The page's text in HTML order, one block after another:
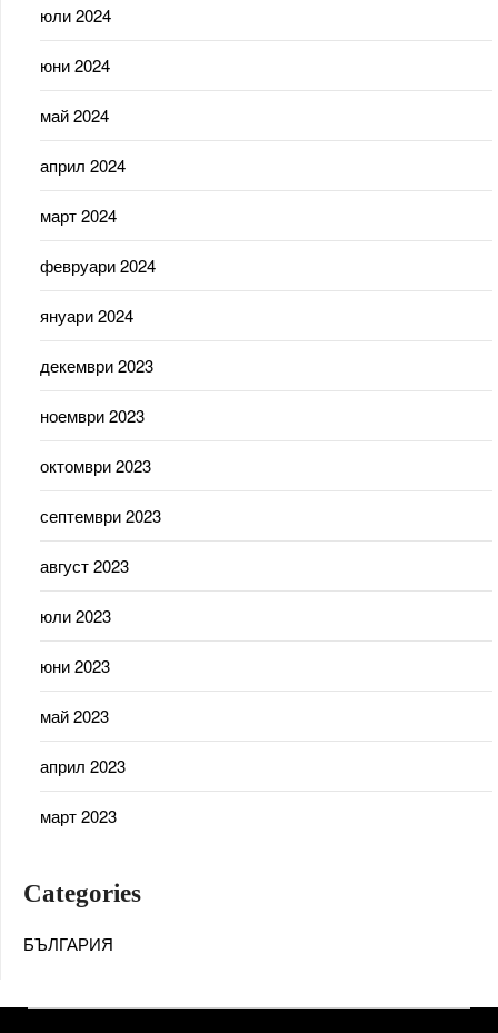
юли 2024
юни 2024
май 2024
април 2024
март 2024
февруари 2024
януари 2024
декември 2023
ноември 2023
октомври 2023
септември 2023
август 2023
юли 2023
юни 2023
май 2023
април 2023
март 2023
Categories
БЪЛГАРИЯ